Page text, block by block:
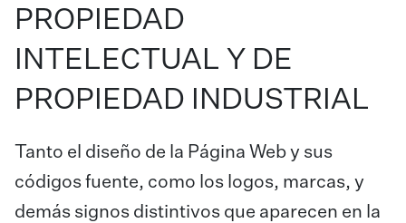
PROPIEDAD
INTELECTUAL Y DE
PROPIEDAD INDUSTRIAL
Tanto el diseño de la Página Web y sus
códigos fuente, como los logos, marcas, y
demás signos distintivos que aparecen en la